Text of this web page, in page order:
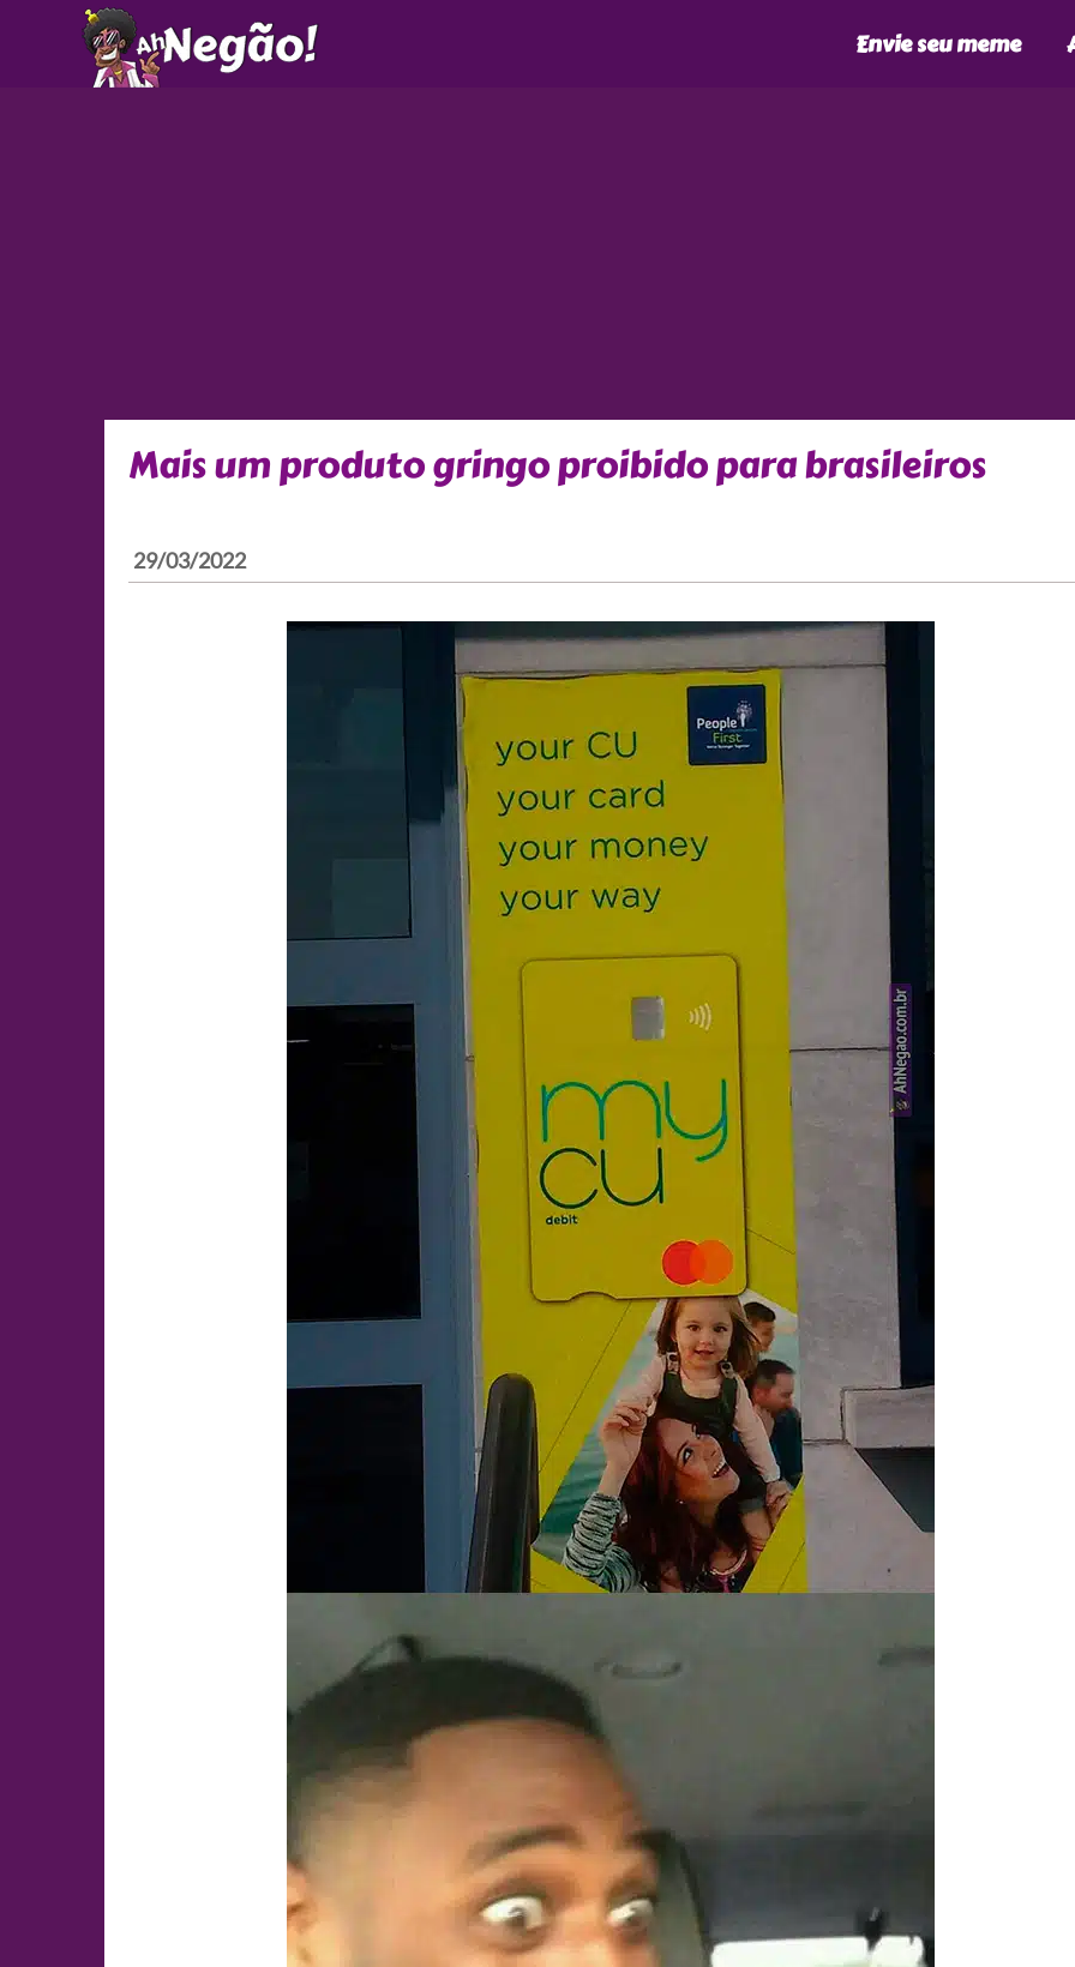
Envie seu meme
Mais um produto gringo proibido para brasileiros
29/03/2022